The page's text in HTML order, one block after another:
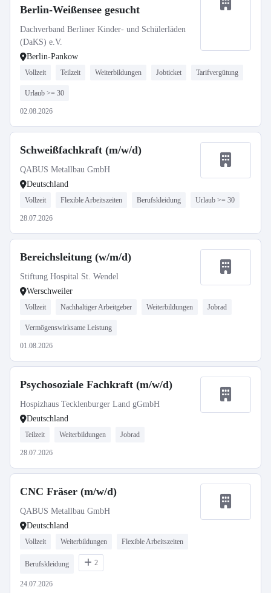
Berlin-Weißensee gesucht
Dachverband Berliner Kinder- und Schülerläden
(DaKS) e.V.
Berlin-Pankow
Vollzeit Teilzeit Weiterbildungen Jobticket Tarifvergütung
Urlaub >= 30
02.08.2026
Schweißfachkraft (m/w/d)
QABUS Metallbau GmbH
Deutschland
Vollzeit Flexible Arbeitszeiten Berufskleidung Urlaub >= 30
28.07.2026
Bereichsleitung (w/m/d)
Stiftung Hospital St. Wendel
Werschweiler
Vollzeit Nachhaltiger Arbeitgeber Weiterbildungen Jobrad
Vermögenswirksame Leistung
01.08.2026
Psychosoziale Fachkraft (m/w/d)
Hospizhaus Tecklenburger Land gGmbH
Deutschland
Teilzeit Weiterbildungen Jobrad
28.07.2026
CNC Fräser (m/w/d)
QABUS Metallbau GmbH
Deutschland
Vollzeit Weiterbildungen Flexible Arbeitszeiten
Berufskleidung 2
24.07.2026